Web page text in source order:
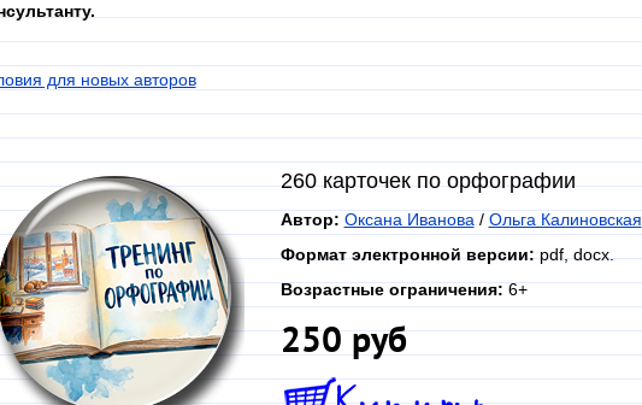
для новых авторов
260 карточек по орфографии
Автор: Оксана Иванова / Ольга Калиновская
Формат электронной версии: pdf, docx.
Возрастные ограничения: 6+
250 руб